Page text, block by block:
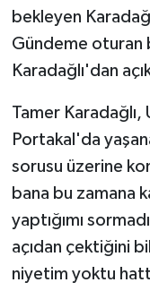
bekleyen
Gündeme oturan
Karadağlı'dan
Tamer Karadağlı,
Portakal'da
sorusu üzerine
bana bu zamana
yaptığımı
açıdan çektiğini
niyetim yoktu